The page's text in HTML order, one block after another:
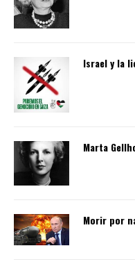
Israel y la
Marta
Morir por